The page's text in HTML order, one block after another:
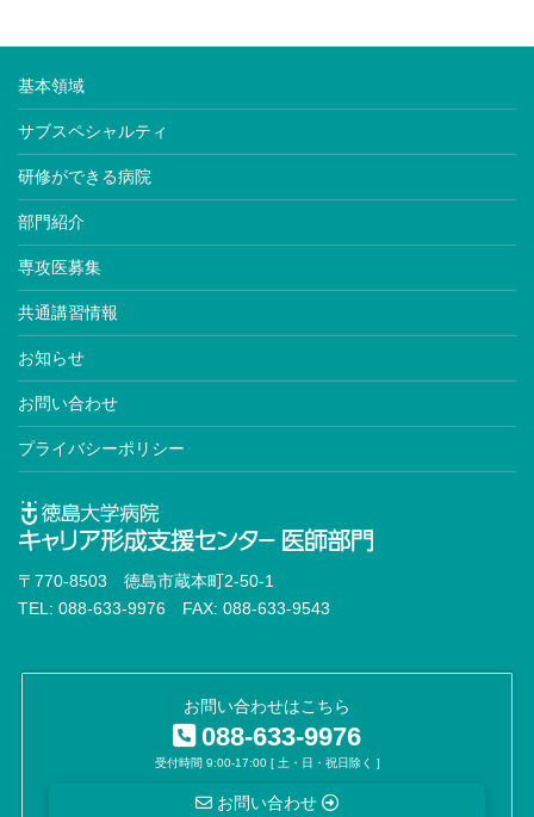
基本領域
サブスペシャルティ
研修ができる病院
部門紹介
専攻医募集
共通講習情報
お知らせ
お問い合わせ
プライバシーポリシー
〒770-8503 徳島市蔵本町2-50-1
TEL: 088-633-9976 FAX: 088-633-9543
お問い合わせはこちら
088-633-9976
受付時間 9:00-17:00 [ 土・日・祝日除く ]
お問い合わせ